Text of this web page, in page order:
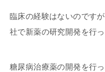
臨床の経験はないのです
社で新薬の研究開発を行
糖尿病治療薬の開発を行